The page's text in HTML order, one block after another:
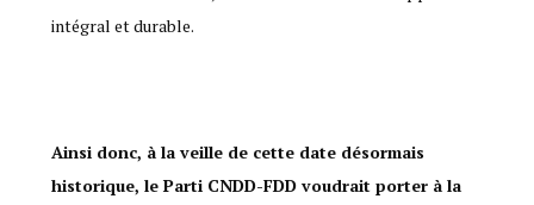
intégral et durable.
Ainsi donc, à la veille de cette date désormais
historique, le Parti CNDD-FDD voudrait porter à la